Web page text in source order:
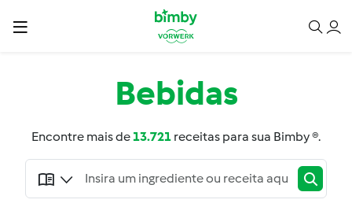
Bebidas
Encontre mais de13.721 receitas para sua Bimby ®.